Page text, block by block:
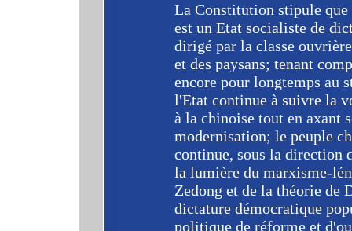
La Constitution stipule
est un Etat socialiste de
dirigé par la classe
et des paysans; tenant
encore pour longtemps au
l'Etat continue à suivre la
à la chinoise tout en axant
modernisation; le peuple
continue, sous la direction
la lumière du marxisme-
Zedong et de la théorie de
dictature démocratique
politique de réforme et